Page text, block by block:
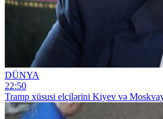
DÜNYA
22:50
Tramp xüsusi elçilərini Kiyev və